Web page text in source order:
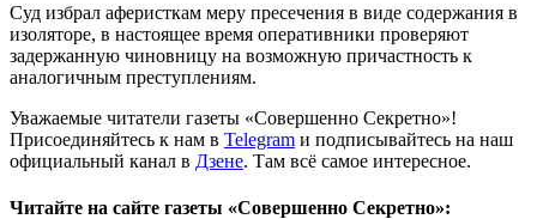
Суд избрал аферисткам меру пресечения в виде содержания в
изоляторе, в настоящее время оперативники проверяют
задержанную чиновницу на возможную причастность к
аналогичным преступлениям.
Уважаемые читатели газеты «Совершенно Секретно»!
Присоединяйтесь к нам в Telegram и подписывайтесь на наш
официальный канал в Дзене. Там всё самое интересное.
Читайте на сайте газеты «Совершенно Секретно»: